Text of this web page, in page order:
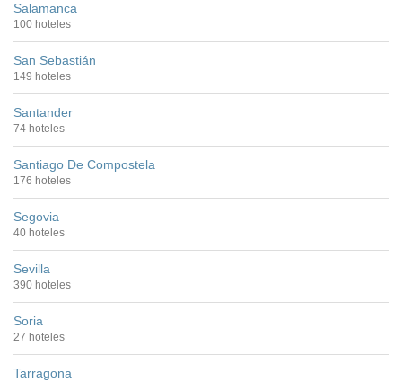
Salamanca
100 hoteles
San Sebastián
149 hoteles
Santander
74 hoteles
Santiago De Compostela
176 hoteles
Segovia
40 hoteles
Sevilla
390 hoteles
Soria
27 hoteles
Tarragona